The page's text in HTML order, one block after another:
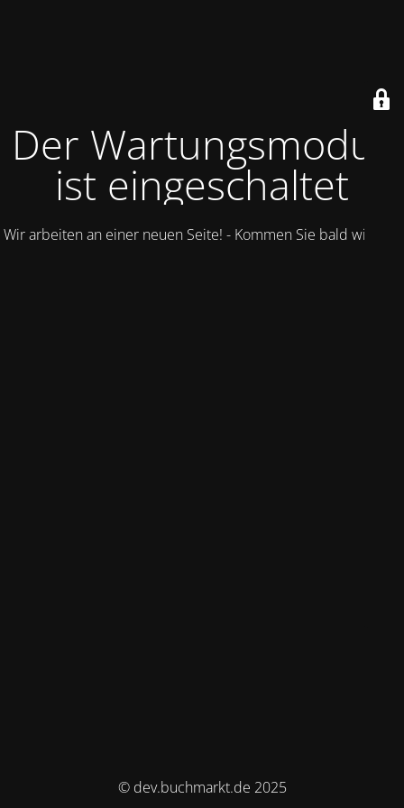
Der Wartungsmodus
ist eingeschaltet
Wir arbeiten an einer neuen Seite! - Kommen Sie bald wieder.
© dev.buchmarkt.de 2025